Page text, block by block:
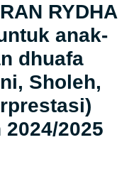
RYDHA
anak-
dhuafa
Sholeh,
2025